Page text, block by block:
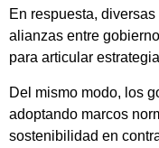
En respuesta,
alianzas entre
para articular
Del mismo modo, los
adoptando marcos
sostenibilidad en